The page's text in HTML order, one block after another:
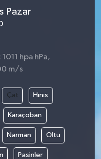
Pazar
hpa hPa,
m/s
Çat Hınıs
Karaçoban
Narman Oltu
Pasinler